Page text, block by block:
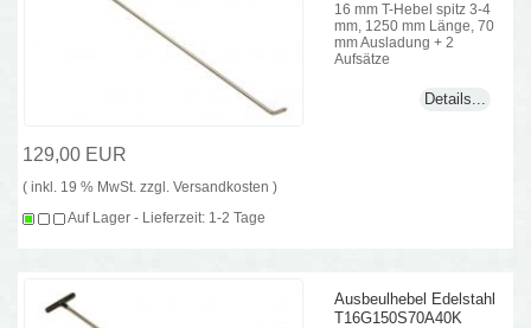
16 mm T-Hebel spitz 3-4
mm, 1250 mm Länge, 70
mm Ausladung + 2
Aufsätze
Details...
129,00 EUR
( inkl. 19 % MwSt. zzgl.Versandkosten )
Auf Lager - Lieferzeit: 1-2 Tage
Ausbeulhebel Edelstahl
T16G150S70A40K